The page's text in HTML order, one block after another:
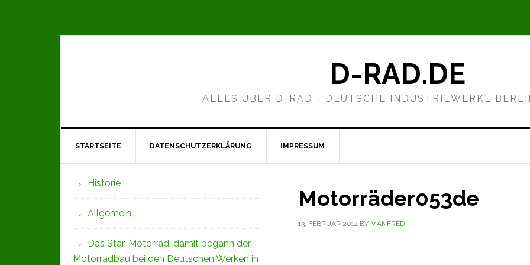
D-RAD.DE
ALLES ÜBER D-RAD - DEUTSCHE INDUSTRIEWERKE
STARTSEITE DATENSCHUTZERKLÄRUNG IMPRESSUM
Motorräder053de
13. FEBRUAR 2014 BY MANFRED
Seitenspalte
Historie
Allgemein
Das Star-Motorrad, damit begann der
Motorradbau bei den Deutschen Werken in